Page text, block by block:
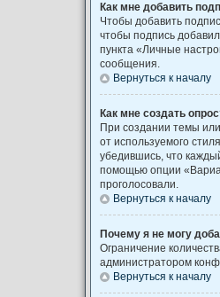
Как мне добавить
Чтобы добавить
чтобы подпись
пункта «Личные
сообщения.
Вернуться к началу
Как мне создать
При создании темы
от используемого
убедившись, что
помощью опции
проголосовали.
Вернуться к началу
Почему я не могу
Ограничение
администратором
Вернуться к началу